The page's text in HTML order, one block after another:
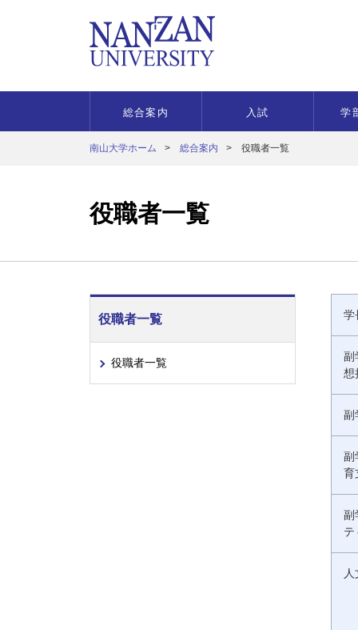
総合案内 入試 学
南山大学ホーム 総合案内 役職者一覧
役職者一覧
学
副
想
副
副
育
副
テ
役職者一覧
役職者一覧